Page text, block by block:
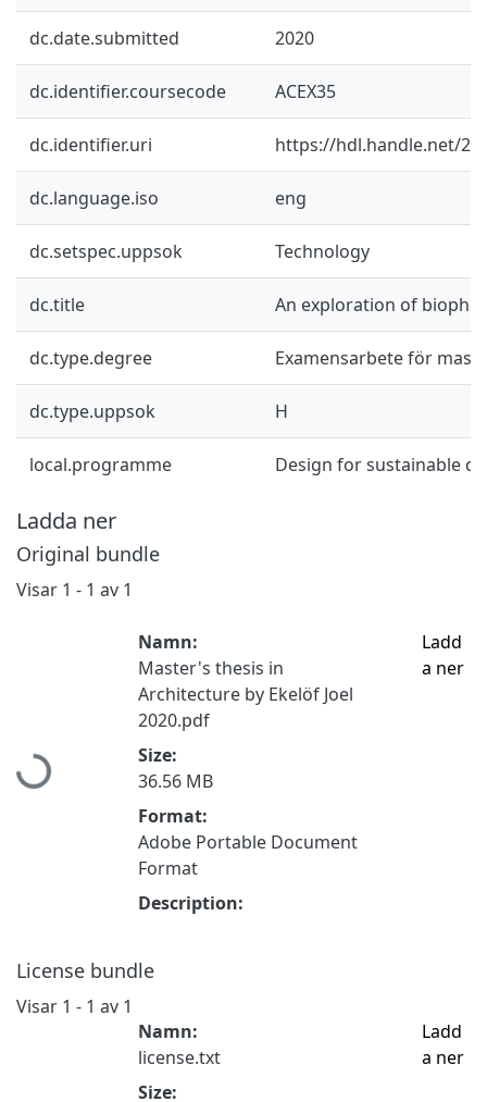
dc.date.submitted 2020
dc.identifier.coursecode ACEX35
dc.identifier.uri https://hdl.handle.net/
dc.language.iso eng
dc.setspec.uppsok Technology
dc.title An exploration of
dc.type.degree Examensarbete för
dc.type.uppsok H
local.programme Design for sustainable
Ladda ner
Original bundle
Visar 1 - 1 av 1
Hämtar...
Namn:
Master's thesis in
Architecture by Ekelöf Joel
2020.pdf
Size:
36.56 MB
Format:
Adobe Portable Document
Format
Description:
Ladd
a ner
License bundle
Visar 1 - 1 av 1
Namn:
license.txt
Size:
Ladd
a ner